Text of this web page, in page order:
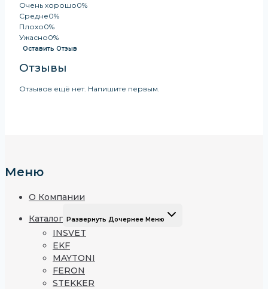
Очень хорошо0%
Средне0%
Плохо0%
Ужасно0%
Оставить Отзыв
Отзывы
Отзывов ещё нет. Напишите первым.
Меню
О Компании
Каталог Развернуть Дочернее Меню
INSVET
EKF
MAYTONI
FERON
STEKKER